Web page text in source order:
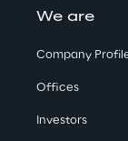
We are
Company
Offices
Investors